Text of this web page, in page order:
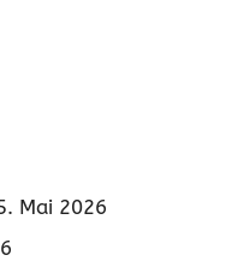
Mai 2026